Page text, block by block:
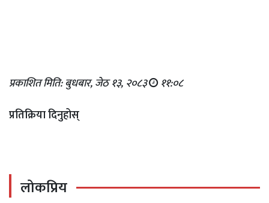
प्रकाशित मिति: बुधबार, जेठ १३, २०८३ ११:०८
प्रतिक्रिया दिनुहोस्
लोकप्रिय